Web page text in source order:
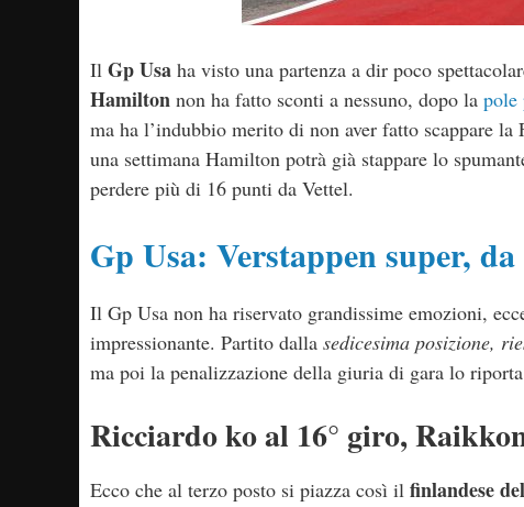
Il Gp Usa ha visto una partenza a dir poco
Hamilton non ha fatto sconti a nessuno, dopo la
ma ha l’indubbio merito di non aver fatto scappare
una settimana Hamilton potrà già stappare lo
perdere più di 16 punti da Vettel.
Gp Usa: Verstappen super, da
Il Gp Usa non ha riservato grandissime emozioni,
impressionante. Partito dalla sedicesima posizione,
ma poi la penalizzazione della giuria di gara lo
Ricciardo ko al 16° giro,
Ecco che al terzo posto si piazza così il finlandese